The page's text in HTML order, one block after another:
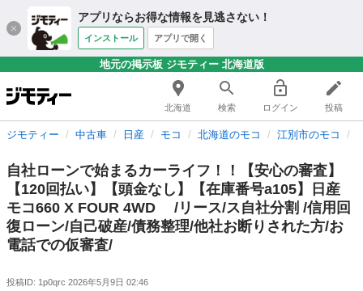
アプリならお得な情報を見逃さない！
インストール アプリで開く
地元の掲示板 ジモティー 北海道版
北海道 検索 ログイン 投稿
ジモティー 中古車 日産 モコ 北海道のモコ 江別市のモコ
自社ローンで始まるカーライフ！！【安心の審査】
【120回払い】【頭金なし】【在庫番号a105】日産
モコ660 X FOUR 4WD /リース/ス自社分割 /信用回
復ローン/自己破産/債務整理/他社お断りされた方/お
電話での仮審査/
投稿ID: 1p0qrc 2026年5月9日 02:46